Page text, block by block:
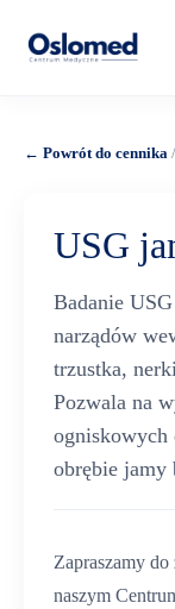
← Powrót do cennika
USG
Badanie
narządów
trzustka,
Pozwala na
ogniskowych
obrębie jamy
Zapraszamy do
naszym